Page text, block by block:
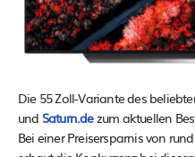
Die 55 Zoll-Variante des
und Saturn.dezum aktuellen
Bei einer Preisersparnis von